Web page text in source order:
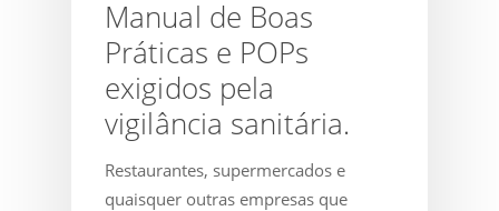
Manual
Boas
Práticas
exigidos
Manual de Boas
Práticas e POPs
exigidos pela
vigilância sanitária.
Restaurantes, supermercados e
quaisquer outras empresas que